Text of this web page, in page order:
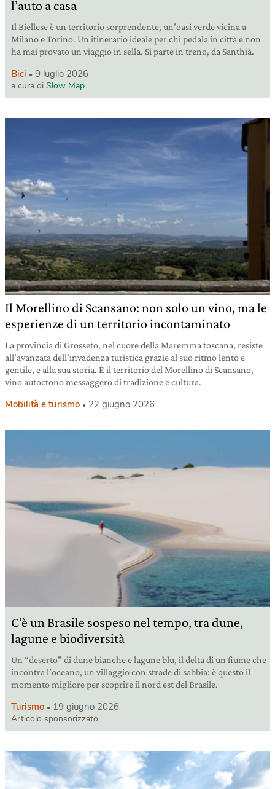
l’auto a casa
Il Biellese è un territorio sorprendente, un’oasi verde vicina a
Milano e Torino. Un itinerario ideale per chi pedala in città e non
ha mai provato un viaggio in sella. Si parte in treno, da Santhià.
Bici 9 luglio 2026
a cura di Slow Map
Il Morellino di Scansano: non solo un vino, ma le
esperienze di un territorio incontaminato
La provincia di Grosseto, nel cuore della Maremma toscana, resiste
all’avanzata dell’invadenza turistica grazie al suo ritmo lento e
gentile, e alla sua storia. È il territorio del Morellino di Scansano,
vino autoctono messaggero di tradizione e cultura.
Mobilità e turismo 22 giugno 2026
C’è un Brasile sospeso nel tempo, tra dune,
lagune e biodiversità
Un “deserto” di dune bianche e lagune blu, il delta di un fiume che
incontra l’oceano, un villaggio con strade di sabbia: è questo il
momento migliore per scoprire il nord est del Brasile.
Turismo 19 giugno 2026
Articolo sponsorizzato